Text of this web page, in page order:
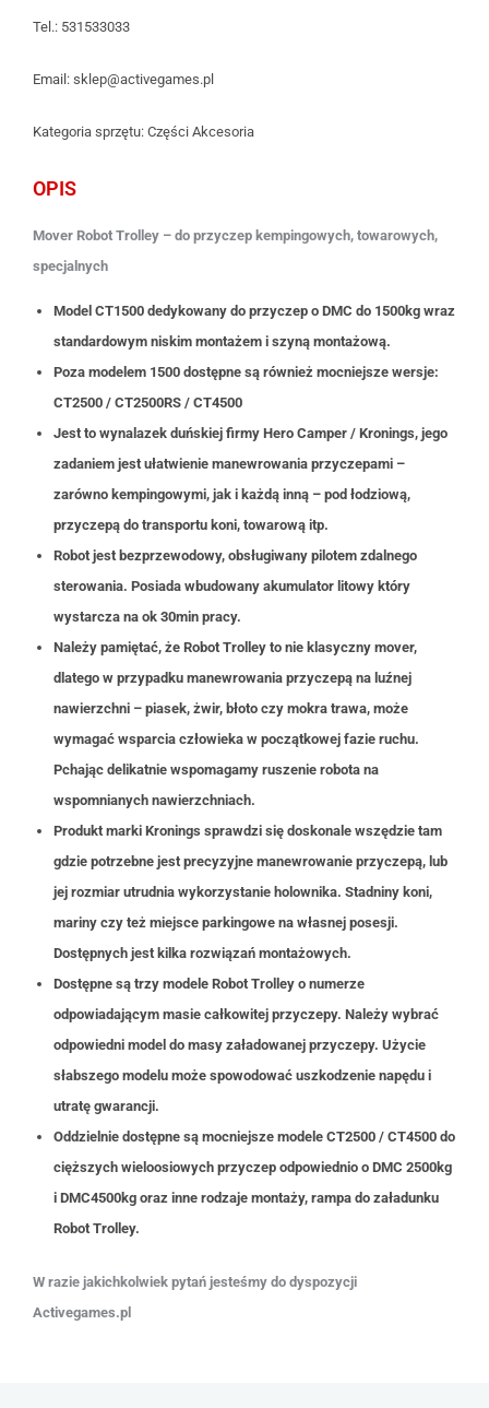
Tel.: 531533033
Email: sklep@activegames.pl
Kategoria sprzętu: Części Akcesoria
OPIS
Mover Robot Trolley – do przyczep kempingowych, towarowych,
specjalnych
Model CT1500 dedykowany do przyczep o DMC do 1500kg wraz
standardowym niskim montażem i szyną montażową.
Poza modelem 1500 dostępne są również mocniejsze wersje:
CT2500 / CT2500RS / CT4500
Jest to wynalazek duńskiej firmy Hero Camper / Kronings, jego
zadaniem jest ułatwienie manewrowania przyczepami –
zarówno kempingowymi, jak i każdą inną – pod łodziową,
przyczepą do transportu koni, towarową itp.
Robot jest bezprzewodowy, obsługiwany pilotem zdalnego
sterowania. Posiada wbudowany akumulator litowy który
wystarcza na ok 30min pracy.
Należy pamiętać, że Robot Trolley to nie klasyczny mover,
dlatego w przypadku manewrowania przyczepą na luźnej
nawierzchni – piasek, żwir, błoto czy mokra trawa, może
wymagać wsparcia człowieka w początkowej fazie ruchu.
Pchając delikatnie wspomagamy ruszenie robota na
wspomnianych nawierzchniach.
Produkt marki Kronings sprawdzi się doskonale wszędzie tam
gdzie potrzebne jest precyzyjne manewrowanie przyczepą, lub
jej rozmiar utrudnia wykorzystanie holownika. Stadniny koni,
mariny czy też miejsce parkingowe na własnej posesji.
Dostępnych jest kilka rozwiązań montażowych.
Dostępne są trzy modele Robot Trolley o numerze
odpowiadającym masie całkowitej przyczepy. Należy wybrać
odpowiedni model do masy załadowanej przyczepy. Użycie
słabszego modelu może spowodować uszkodzenie napędu i
utratę gwarancji.
Oddzielnie dostępne są mocniejsze modele CT2500 / CT4500 do
cięższych wieloosiowych przyczep odpowiednio o DMC 2500kg
i DMC4500kg oraz inne rodzaje montaży, rampa do załadunku
Robot Trolley.
W razie jakichkolwiek pytań jesteśmy do dyspozycji
Activegames.pl